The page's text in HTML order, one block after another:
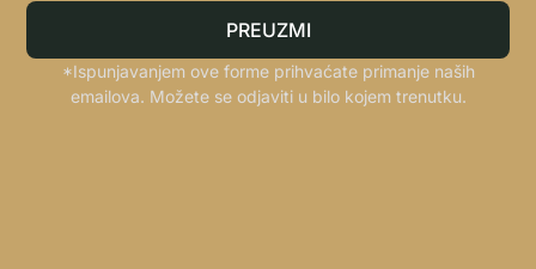
PREUZMI
*Ispunjavanjem ove forme prihvaćate primanje naših
emailova. Možete se odjaviti u bilo kojem trenutku.